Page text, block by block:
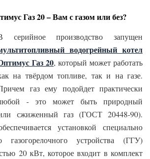
Газ 20 – Вам с газом или без?
серийное производство запущен
водогрейный котел
Газ 20, который может работать
на твёрдом топливе, так и на газе.
газ ему подойдет практически
- это может быть природный
сжиженный газ (ГОСТ 20448-90).
установкой специально
газогорелочного устройства (ГГУ)
20 кВт, которое входит в комплект